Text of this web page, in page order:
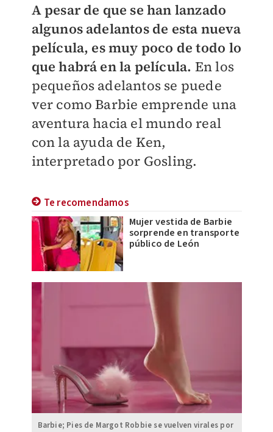
A pesar de que se han lanzado
algunos adelantos de esta nueva
película, es muy poco de todo lo
que habrá en la película. En los
pequeños adelantos se puede
ver como Barbie emprende una
aventura hacia el mundo real
con la ayuda de Ken,
interpretado por Gosling.
Te recomendamos
Mujer vestida de Barbie
sorprende en transporte
público de León
Barbie; Pies de Margot Robbie se vuelven virales por